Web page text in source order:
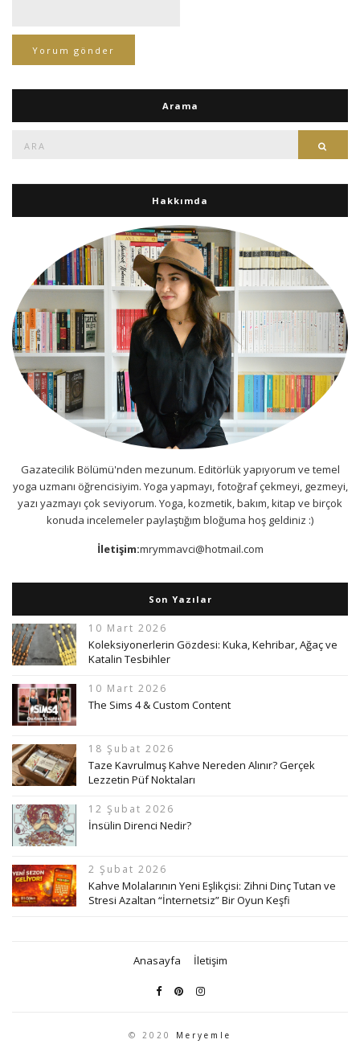
Arama
Hakkımda
Gazatecilik Bölümü'nden mezunum. Editörlük yapıyorum ve temel
yoga uzmanı öğrencisiyim. Yoga yapmayı, fotoğraf çekmeyi, gezmeyi,
yazı yazmayı çok seviyorum. Yoga, kozmetik, bakım, kitap ve birçok
konuda incelemeler paylaştığım bloğuma hoş geldiniz :)
İletişim:mrymmavci@hotmail.com
Son Yazılar
10 Mart 2026
Koleksiyonerlerin Gözdesi: Kuka, Kehribar, Ağaç ve
Katalin Tesbihler
10 Mart 2026
The Sims 4 & Custom Content
18 Şubat 2026
Taze Kavrulmuş Kahve Nereden Alınır? Gerçek
Lezzetin Püf Noktaları
12 Şubat 2026
İnsülin Direnci Nedir?
2 Şubat 2026
Kahve Molalarının Yeni Eşlikçisi: Zihni Dinç Tutan ve
Stresi Azaltan “İnternetsiz” Bir Oyun Keşfi
Anasayfa İletişim
© 2020 Meryemle